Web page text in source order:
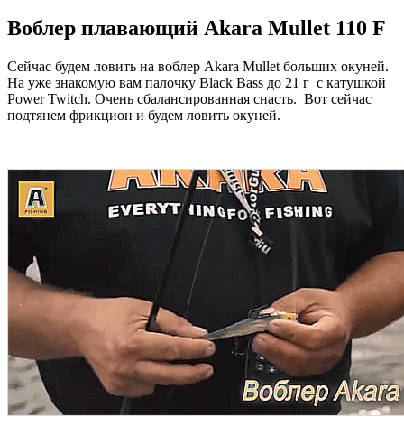
Воблер плавающий Akara Mullet 110 F
Сейчас будем ловить на воблер Akara Mullet больших окуней.
На уже знакомую вам палочку Black Bass до 21 г с катушкой
Power Twitch. Очень сбалансированная снасть. Вот сейчас
подтянем фрикцион и будем ловить окуней.